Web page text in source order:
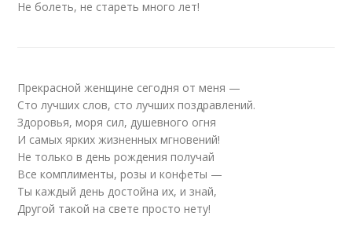
Не болеть, не стареть много лет!
Прекрасной женщине сегодня от меня —
Сто лучших слов, сто лучших поздравлений.
Здоровья, моря сил, душевного огня
И самых ярких жизненных мгновений!
Не только в день рождения получай
Все комплименты, розы и конфеты —
Ты каждый день достойна их, и знай,
Другой такой на свете просто нету!